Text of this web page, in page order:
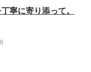
寧に寄り添って。